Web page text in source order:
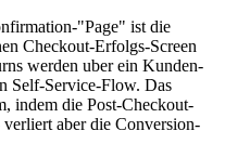
"Page" ist die
Checkout-Erfolgs-Screen
werden uber ein Kunden-
Self-Service-Flow. Das
indem die Post-Checkout-
aber die Conversion-